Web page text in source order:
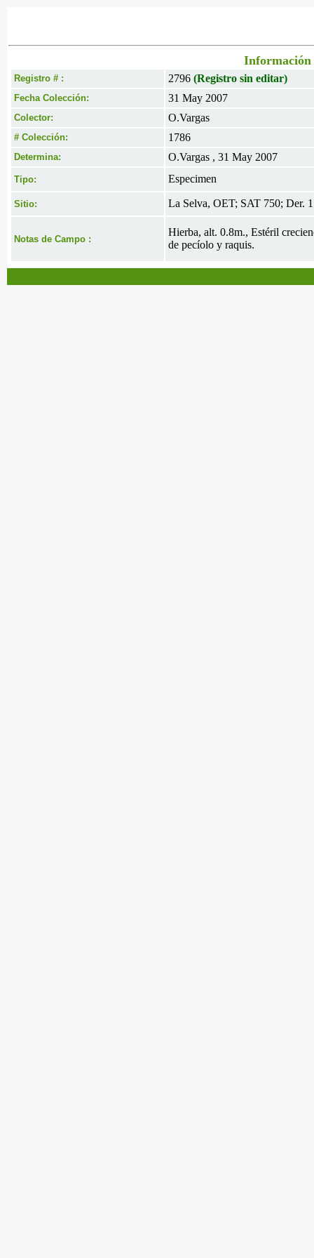
Información
Registro # : 2796 (Registro sin editar)
Fecha Colección: 31 May 2007
Colector: O.Vargas
# Colección: 1786
Determina: O.Vargas , 31 May 2007
Tipo: Especimen
Sitio: La Selva, OET; SAT 750; Der.
Notas de Campo :
Hierba, alt. 0.8m., Estéril
de pecíolo y raquis.